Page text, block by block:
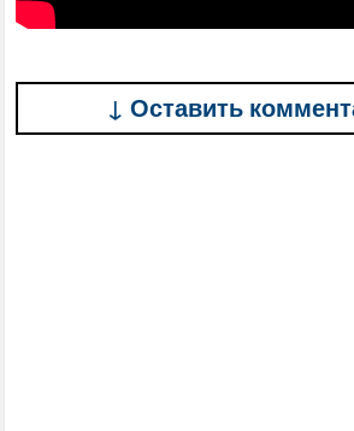
↓ Оставить